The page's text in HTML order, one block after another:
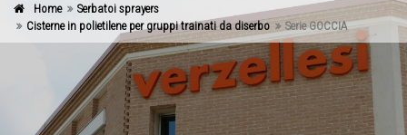
Home
Serbatoi sprayers
Cisterne in polietilene per gruppi trainati da diserbo
Serie GOCCIA